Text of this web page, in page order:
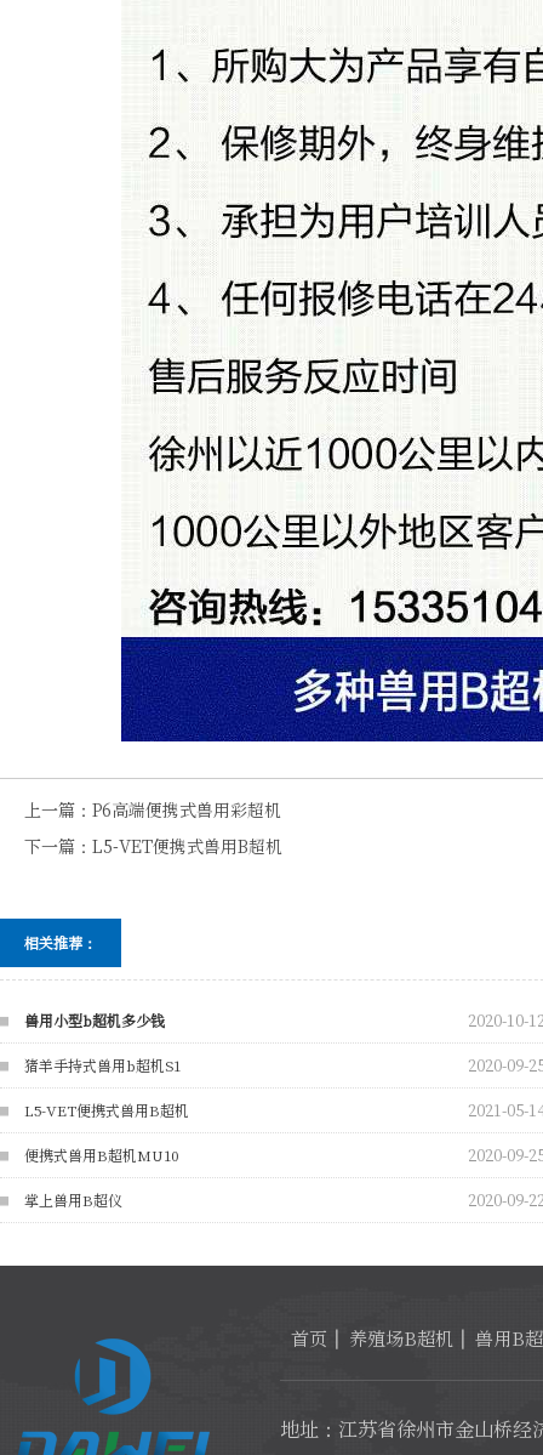
上一篇： P6高端便携式兽用彩超机
下一篇： L5-VET便携式兽用B超机
相关推荐：
兽用小型b超机多少钱 2020-10-
猪羊手持式兽用b超机S1 2020-09-
L5-VET便携式兽用B超机 2021-05-
便携式兽用B超机MU10 2020-09-
掌上兽用B超仪 2020-09-
首页 养殖场B超机 兽用B
地址：江苏省徐州市金山桥经